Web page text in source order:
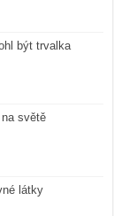
být trvalka
světě
látky